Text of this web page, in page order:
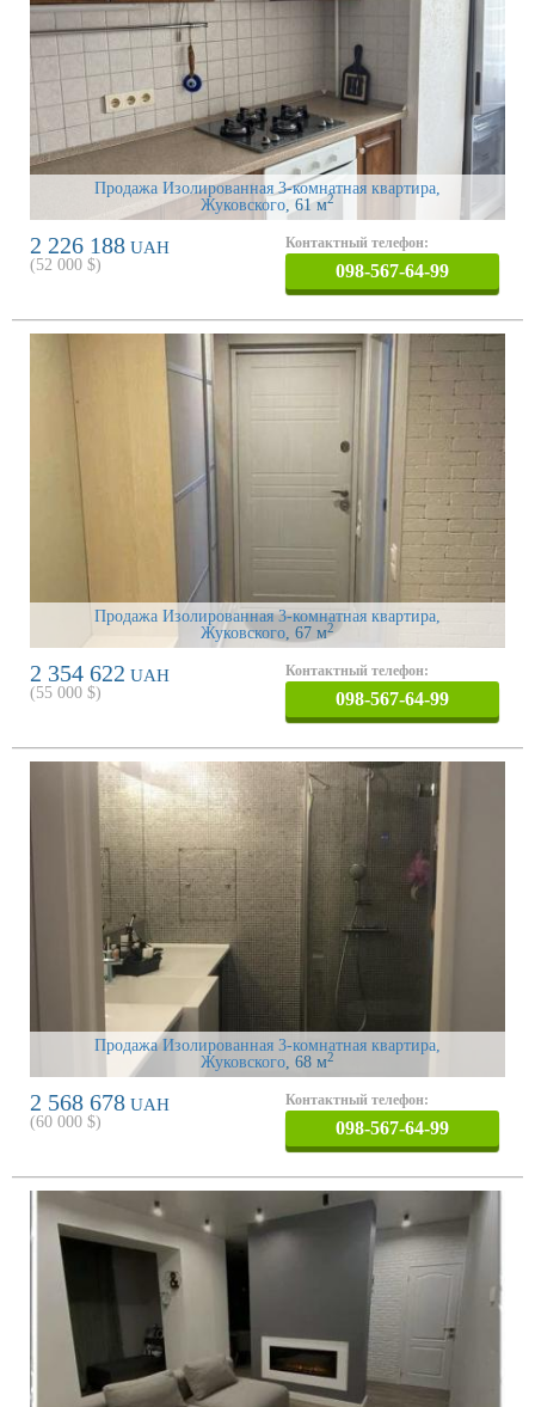
Продажа Изолированная 3-комнатная квартира,
Жуковского , 61 м2
2 226 188 UAH
(52 000 $)
Контактный телефон:
098-567-64-99
Продажа Изолированная 3-комнатная квартира,
Жуковского, 67 м2
2 354 622 UAH
(55 000 $)
Контактный телефон:
098-567-64-99
Продажа Изолированная 3-комнатная квартира,
Жуковского, 68 м2
2 568 678 UAH
(60 000 $)
Контактный телефон:
098-567-64-99